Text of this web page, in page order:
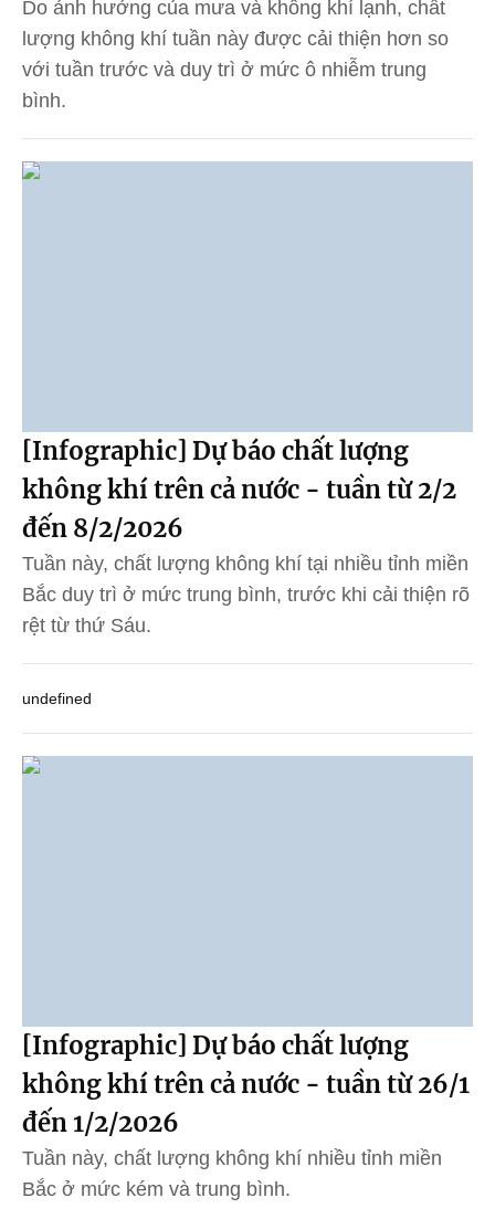
Do ảnh hưởng của mưa và không khí lạnh, chất
lượng không khí tuần này được cải thiện hơn so
với tuần trước và duy trì ở mức ô nhiễm trung
bình.
[Infographic] Dự báo chất lượng
không khí trên cả nước - tuần từ 2/2
đến 8/2/2026
Tuần này, chất lượng không khí tại nhiều tỉnh miền
Bắc duy trì ở mức trung bình, trước khi cải thiện rõ
rệt từ thứ Sáu.
undefined
[Infographic] Dự báo chất lượng
không khí trên cả nước - tuần từ 26/1
đến 1/2/2026
Tuần này, chất lượng không khí nhiều tỉnh miền
Bắc ở mức kém và trung bình.